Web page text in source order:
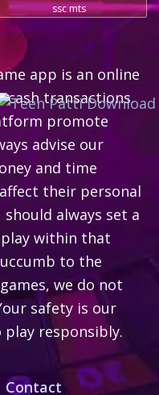
ssc mts
app is an online
cash transactions.
promote
advise our
and time
their personal
always set a
within that
to the
we do not
safety is our
responsibly.
Contact